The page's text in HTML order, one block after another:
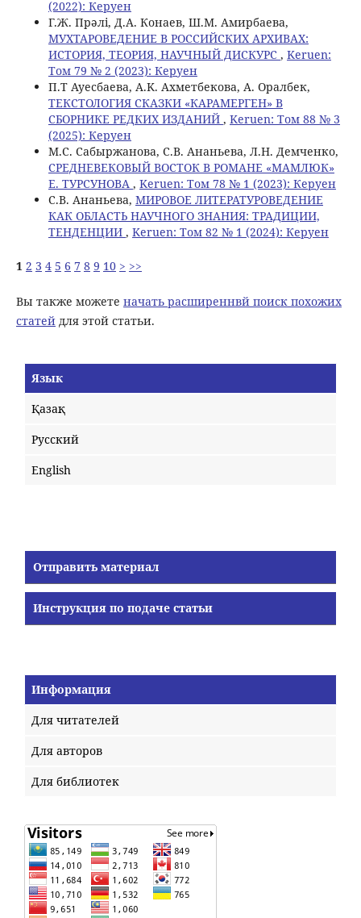
(2022): Керуен
Г.Ж. Прәлі, Д.А. Конаев, Ш.М. Амирбаева,
МУХТАРОВЕДЕНИЕ В РОССИЙСКИХ АРХИВАХ:
ИСТОРИЯ, ТЕОРИЯ, НАУЧНЫЙ ДИСКУРС , Keruen:
Том 79 № 2 (2023): Керуен
П.Т Ауесбаева, A.K. Ахметбекова, А. Оралбек,
ТЕКСТОЛОГИЯ СКАЗКИ «КАРАМЕРГЕН» В
СБОРНИКЕ РЕДКИХ ИЗДАНИЙ , Keruen: Том 88 № 3
(2025): Керуен
M.С. Сабыржанова, С.В. Ананьева, Л.Н. Демченко,
СРЕДНЕВЕКОВЫЙ ВОСТОК В РОМАНЕ «МАМЛЮК»
Е. ТУРСУНОВА , Keruen: Том 78 № 1 (2023): Керуен
С.В. Ананьева, МИРОВОЕ ЛИТЕРАТУРОВЕДЕНИЕ
КАК ОБЛАСТЬ НАУЧНОГО ЗНАНИЯ: ТРАДИЦИИ,
ТЕНДЕНЦИИ , Keruen: Том 82 № 1 (2024): Керуен
1 2 3 4 5 6 7 8 9 10 > >>
Вы также можете начать расширеннвй поиск похожих
статейдля этой статьи.
Язык
Қазақ
Русский
English
Отправить материал
Инструкция по подаче статьи
Информация
Для читателей
Для авторов
Для библиотек